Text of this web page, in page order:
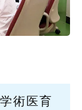
術医育